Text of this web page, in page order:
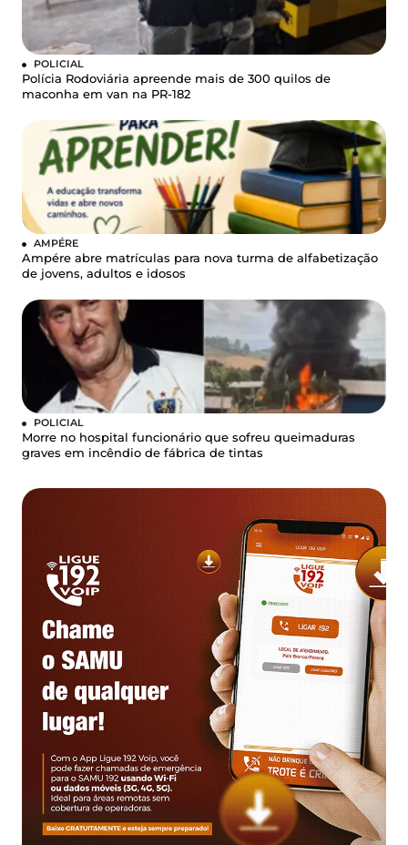
POLICIAL
Polícia Rodoviária apreende mais de 300 quilos de
maconha em van na PR-182
AMPÉRE
Ampére abre matrículas para nova turma de alfabetização
de jovens, adultos e idosos
POLICIAL
Morre no hospital funcionário que sofreu queimaduras
graves em incêndio de fábrica de tintas